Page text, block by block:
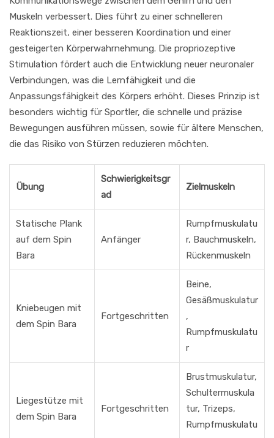
Muskeln verbessert. Dies führt zu einer schnelleren
Reaktionszeit, einer besseren Koordination und einer
gesteigerten Körperwahrnehmung. Die propriozeptive
Stimulation fördert auch die Entwicklung neuer neuronaler
Verbindungen, was die Lernfähigkeit und die
Anpassungsfähigkeit des Körpers erhöht. Dieses Prinzip ist
besonders wichtig für Sportler, die schnelle und präzise
Bewegungen ausführen müssen, sowie für ältere Menschen,
die das Risiko von Stürzen reduzieren möchten.
Übung
Schwierigkeitsgr
ad
Zielmuskeln
Statische Plank
auf dem Spin
Bara
Anfänger
Rumpfmuskulatu
r, Bauchmuskeln,
Rückenmuskeln
Kniebeugen mit
dem Spin Bara
Fortgeschritten
Beine,
Gesäßmuskulatur
,
Rumpfmuskulatu
r
Liegestütze mit
dem Spin Bara
Fortgeschritten
Brustmuskulatur,
Schultermuskula
tur, Trizeps,
Rumpfmuskulatu